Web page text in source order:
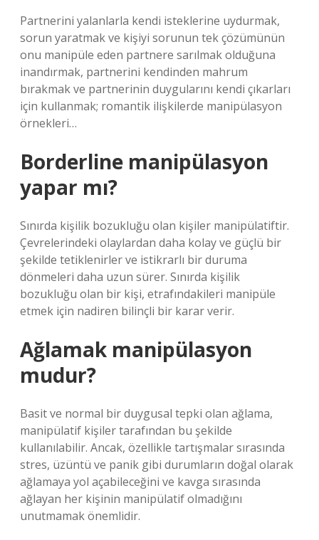
Partnerini yalanlarla kendi isteklerine uydurmak,
sorun yaratmak ve kişiyi sorunun tek çözümünün
onu manipüle eden partnere sarılmak olduğuna
inandırmak, partnerini kendinden mahrum
bırakmak ve partnerinin duygularını kendi çıkarları
için kullanmak; romantik ilişkilerde manipülasyon
örnekleri…
Borderline manipülasyon
yapar mı?
Sınırda kişilik bozukluğu olan kişiler manipülatiftir.
Çevrelerindeki olaylardan daha kolay ve güçlü bir
şekilde tetiklenirler ve istikrarlı bir duruma
dönmeleri daha uzun sürer. Sınırda kişilik
bozukluğu olan bir kişi, etrafındakileri manipüle
etmek için nadiren bilinçli bir karar verir.
Ağlamak manipülasyon
mudur?
Basit ve normal bir duygusal tepki olan ağlama,
manipülatif kişiler tarafından bu şekilde
kullanılabilir. Ancak, özellikle tartışmalar sırasında
stres, üzüntü ve panik gibi durumların doğal olarak
ağlamaya yol açabileceğini ve kavga sırasında
ağlayan her kişinin manipülatif olmadığını
unutmamak önemlidir.